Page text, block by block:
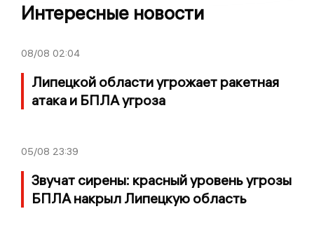
Интересные новости
08/08 02:04
Липецкой области угрожает ракетная
атака и БПЛА угроза
05/08 23:39
Звучат сирены: красный уровень угрозы
БПЛА накрыл Липецкую область